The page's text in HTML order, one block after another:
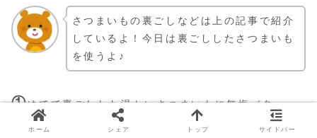
さつまいもの裏ごしなどは上の記事で紹介
しているよ！今日は裏ごししたさつまいも
を使うよ♪
①ゆでて裏ごしした温かいさつまいもに無塩バター、
砂糖を加えゴムベラでよく混ぜる。
ホーム シェア トップ サイドバー